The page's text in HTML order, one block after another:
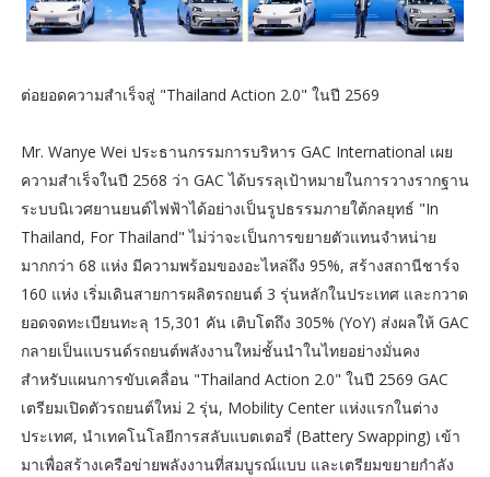
ต่อยอดความสำเร็จสู่ "Thailand Action 2.0" ในปี 2569
Mr. Wanye Wei ประธานกรรมการบริหาร GAC International เผย
ความสำเร็จในปี 2568 ว่า GAC ได้บรรลุเป้าหมายในการวางรากฐาน
ระบบนิเวศยานยนต์ไฟฟ้าได้อย่างเป็นรูปธรรมภายใต้กลยุทธ์ "In
Thailand, For Thailand" ไม่ว่าจะเป็นการขยายตัวแทนจำหน่าย
มากกว่า 68 แห่ง มีความพร้อมของอะไหล่ถึง 95%, สร้างสถานีชาร์จ
160 แห่ง เริ่มเดินสายการผลิตรถยนต์ 3 รุ่นหลักในประเทศ และกวาด
ยอดจดทะเบียนทะลุ 15,301 คัน เติบโตถึง 305% (YoY) ส่งผลให้ GAC
กลายเป็นแบรนด์รถยนต์พลังงานใหม่ชั้นนำในไทยอย่างมั่นคง
สำหรับแผนการขับเคลื่อน "Thailand Action 2.0" ในปี 2569 GAC
เตรียมเปิดตัวรถยนต์ใหม่ 2 รุ่น, Mobility Center แห่งแรกในต่าง
ประเทศ, นำเทคโนโลยีการสลับแบตเตอรี่ (Battery Swapping) เข้า
มาเพื่อสร้างเครือข่ายพลังงานที่สมบูรณ์แบบ และเตรียมขยายกำลัง